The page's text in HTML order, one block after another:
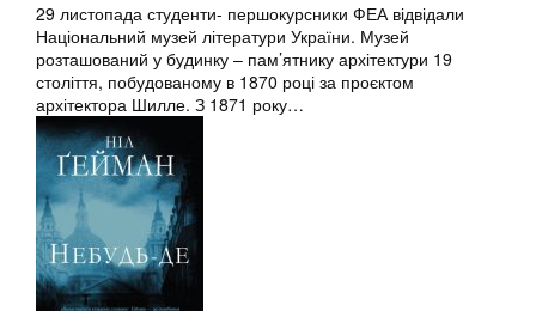
29 листопада студенти- першокурсники ФЕА відвідали
Національний музей літератури України. Музей
розташований у будинку – пам’ятнику архітектури 19
століття, побудованому в 1870 році за проєктом
архітектора Шилле. З 1871 року…